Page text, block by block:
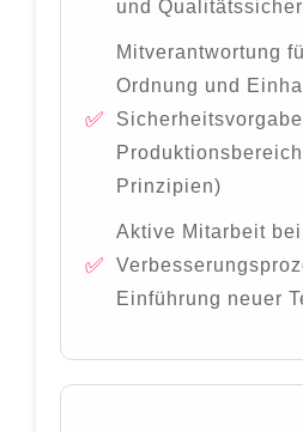
und
Mitverantwortung
Ordnung und
Prinzipien)
Aktive Mitarbeit bei
Einführung neuer